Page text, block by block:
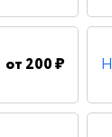
500 ₽
480 ₽
от 200 ₽